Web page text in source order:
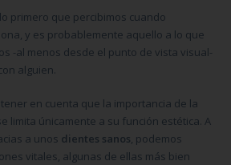
primero que percibimos cuando
y es probablemente aquello a lo que
-al menos desde el punto de vista visual-
alguien.
en cuenta que la importancia de la
limita únicamente a su función estética. A
a unos dientes sanos, podemos
vitales, algunas de ellas más bien